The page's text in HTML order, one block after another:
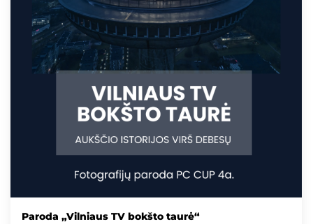
Paroda „Vilniaus TV bokšto taurė“